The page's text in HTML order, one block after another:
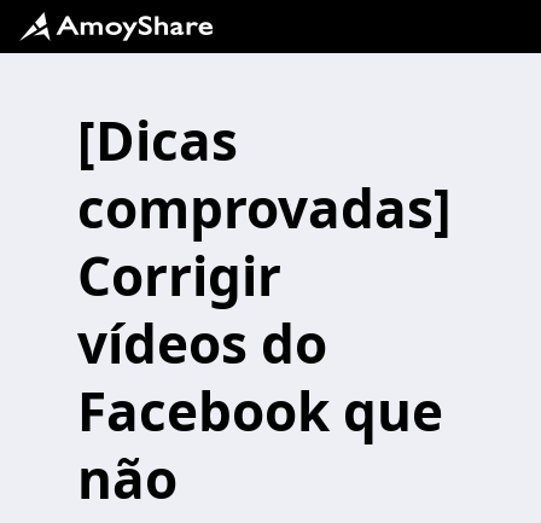
[Dicas
comprovadas]
Corrigir
vídeos do
Facebook que
não